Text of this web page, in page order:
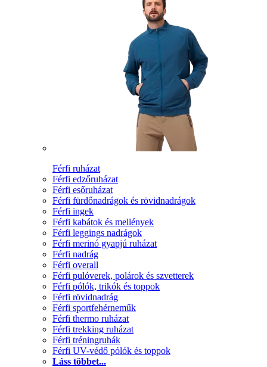
Férfi ruházat
Férfi edzőruházat
Férfi esőruházat
Férfi fürdőnadrágok és rövidnadrágok
Férfi ingek
Férfi kabátok és mellények
Férfi leggings nadrágok
Férfi merinó gyapjú ruházat
Férfi nadrág
Férfi overall
Férfi pulóverek, polárok és szvetterek
Férfi pólók, trikók és toppok
Férfi rövidnadrág
Férfi sportfehérneműk
Férfi thermo ruházat
Férfi trekking ruházat
Férfi tréningruhák
Férfi UV-védő pólók és toppok
Láss többet...